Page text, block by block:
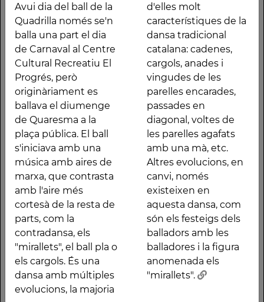
Avui dia del ball de la
Quadrilla només se'n
balla una part el dia
de Carnaval al Centre
Cultural Recreatiu El
Progrés, però
originàriament es
ballava el diumenge
de Quaresma a la
plaça pública. El ball
s'iniciava amb una
música amb aires de
marxa, que contrasta
amb l'aire més
cortesà de la resta de
parts, com la
contradansa, els
"mirallets", el ball pla o
els cargols. És una
dansa amb múltiples
evolucions, la majoria
d'elles molt
característiques de la
dansa tradicional
catalana: cadenes,
cargols, anades i
vingudes de les
parelles encarades,
passades en
diagonal, voltes de
les parelles agafats
amb una mà, etc.
Altres evolucions, en
canvi, només
existeixen en
aquesta dansa, com
són els festeigs dels
balladors amb les
balladores i la figura
anomenada els
"mirallets".
Avui dia del ball de la
Quadrilla només se'n
balla una part el dia de
Carnaval al Centre
Cultural Recreatiu El
Progrés, però
originàriament es
ballava el diumenge
de Quaresma a la plaça
pública. El ball
s'iniciava amb una
música amb aires de
marxa, que contrasta
amb l'aire més cortesà
de la resta de parts,
com la contradansa,
els "mirallets", el ball
pla o els cargols. És
una dansa amb
múltiples evolucions,
la majoria d'elles molt
característiques de la
dansa tradicional
catalana: cadenes,
cargols, anades i
vingudes de les
parelles encarades,
passades en diagonal,
voltes de les parelles
agafats amb una mà,
etc. Altres evolucions,
en canvi, només
existeixen en aquesta
dansa, com són els
festeigs dels balladors
amb les balladores i la
figura anomenada els
"mirallets".
Altres traces